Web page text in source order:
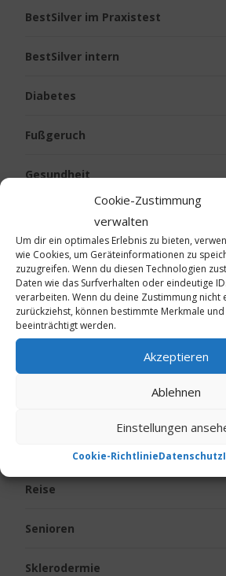
Cookie-Zustimmung
verwalten
Um dir ein optimales Erlebnis zu bieten,
wie Cookies, um Geräteinformationen zu
zuzugreifen. Wenn du diesen Technologien
Daten wie das Surfverhalten oder eindeutige
verarbeiten. Wenn du deine Zustimmung nicht
zurückziehst, können bestimmte Merkmale
beeinträchtigt werden.
Akzeptieren
Ablehnen
Einstellungen
Cookie-RichtlinieDatenschutz
BestSilver im Praxistest
BestSilver intern
Diabetes
Fußgeruch
Gesundheit
Kinder
Körpergeruch
Live vom Jakobsweg
Neurodermitis
Psoriasis
Reise
Senioren
Sklerodermie